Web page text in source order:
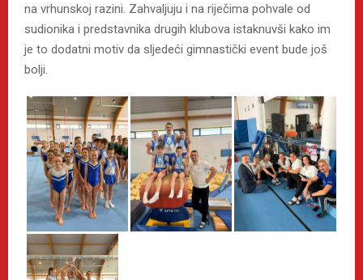
na vrhunskoj razini. Zahvaljuju i na riječima pohvale od
sudionika i predstavnika drugih klubova istaknuvši kako im
je to dodatni motiv da sljedeći gimnastički event bude još
bolji.